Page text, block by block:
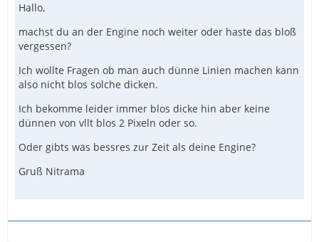
Hallo,
machst du an der Engine noch weiter oder haste das bloß
vergessen?
Ich wollte Fragen ob man auch dünne Linien machen kann
also nicht blos solche dicken.
Ich bekomme leider immer blos dicke hin aber keine
dünnen von vllt blos 2 Pixeln oder so.
Oder gibts was bessres zur Zeit als deine Engine?
Gruß Nitrama